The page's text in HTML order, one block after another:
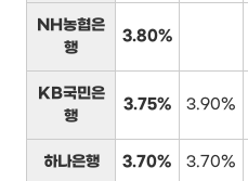
NH농협은
행
3.80%
KB국민은
행
3.75% 3.90%
하나은행 3.70% 3.70%